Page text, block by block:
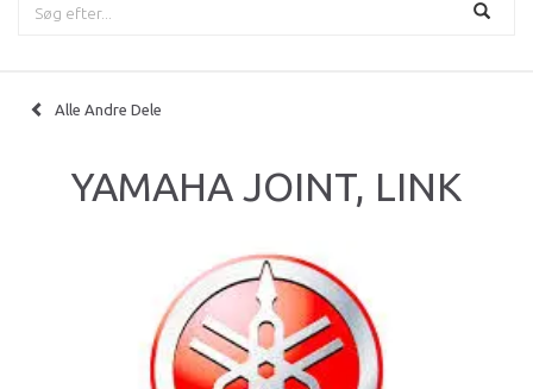
Alle Andre Dele
YAMAHA JOINT, LINK